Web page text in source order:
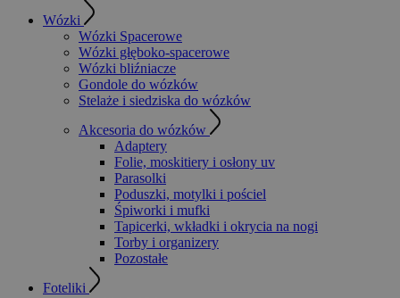
Wózki
Wózki Spacerowe
Wózki głęboko-spacerowe
Wózki bliźniacze
Gondole do wózków
Stelaże i siedziska do wózków
Akcesoria do wózków
Adaptery
Folie, moskitiery i osłony uv
Parasolki
Poduszki, motylki i pościel
Śpiworki i mufki
Tapicerki, wkładki i okrycia na nogi
Torby i organizery
Pozostałe
Foteliki